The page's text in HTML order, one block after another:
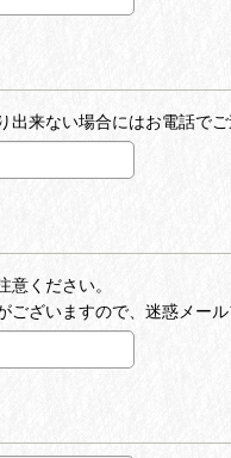
来ない場合にはお電話で
ください。
ざいますので、迷惑メール